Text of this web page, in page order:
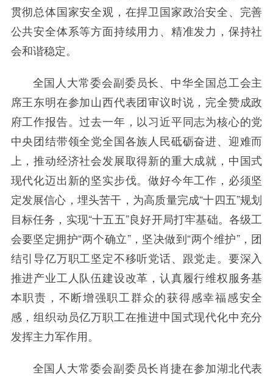
贯彻总体国家安全观，在捍卫国家政治安全、完善
公共安全体系等方面持续用力、精准发力，保持社
会和谐稳定。
全国人大常委会副委员长、中华全国总工会主
席王东明在参加山西代表团审议时说，完全赞成政
府工作报告。过去一年，以习近平同志为核心的党
中央团结带领全党全国各族人民砥砺奋进、迎难而
上，推动经济社会发展取得新的重大成就，中国式
现代化迈出新的坚实步伐。做好今年工作，必须坚
定发展信心，埋头苦干，为高质量完成“十四五”规划
目标任务，实现“十五五”良好开局打牢基础。各级工
会要坚定拥护“两个确立”，坚决做到“两个维护”，团
结引导亿万职工坚定不移听党话、跟党走。要深入
推进产业工人队伍建设改革，认真履行维权服务基
本职责，不断增强职工群众的获得感幸福感安全
感，组织动员亿万职工在推进中国式现代化中充分
发挥主力军作用。
全国人大常委会副委员长肖捷在参加湖北代表